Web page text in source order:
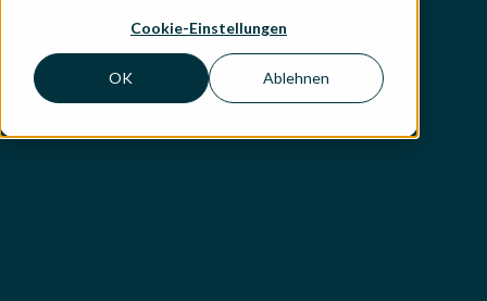
Cookie-Einstellungen
OK Ablehnen